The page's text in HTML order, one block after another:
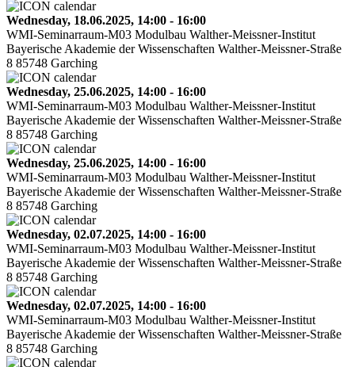
Wednesday, 18.06.2025, 14:00 - 16:00
WMI-Seminarraum-M03 Modulbau Walther-Meissner-Institut
Bayerische Akademie der Wissenschaften Walther-Meissner-Straße
8 85748 Garching
Wednesday, 25.06.2025, 14:00 - 16:00
WMI-Seminarraum-M03 Modulbau Walther-Meissner-Institut
Bayerische Akademie der Wissenschaften Walther-Meissner-Straße
8 85748 Garching
Wednesday, 25.06.2025, 14:00 - 16:00
WMI-Seminarraum-M03 Modulbau Walther-Meissner-Institut
Bayerische Akademie der Wissenschaften Walther-Meissner-Straße
8 85748 Garching
Wednesday, 02.07.2025, 14:00 - 16:00
WMI-Seminarraum-M03 Modulbau Walther-Meissner-Institut
Bayerische Akademie der Wissenschaften Walther-Meissner-Straße
8 85748 Garching
Wednesday, 02.07.2025, 14:00 - 16:00
WMI-Seminarraum-M03 Modulbau Walther-Meissner-Institut
Bayerische Akademie der Wissenschaften Walther-Meissner-Straße
8 85748 Garching